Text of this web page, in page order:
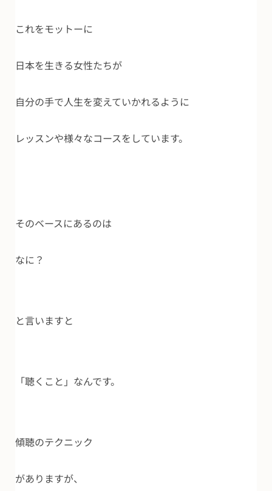
これをモットーに
日本を生きる女性たちが
自分の手で人生を変えていかれるように
レッスンや様々なコースをしています。
そのベースにあるのは
なに？
と言いますと
「聴くこと」なんです。
傾聴のテクニック
がありますが、